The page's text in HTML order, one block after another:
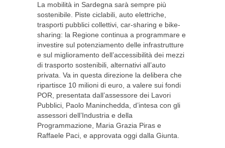
La mobilità in Sardegna sarà sempre più
sostenibile. Piste ciclabili, auto elettriche,
trasporti pubblici collettivi, car-sharing e bike-
sharing: la Regione continua a programmare e
investire sul potenziamento delle infrastrutture
e sul miglioramento dell’accessibilità dei mezzi
di trasporto sostenibili, alternativi all’auto
privata. Va in questa direzione la delibera che
ripartisce 10 milioni di euro, a valere sui fondi
POR, presentata dall’assessore dei Lavori
Pubblici, Paolo Maninchedda, d’intesa con gli
assessori dell’Industria e della
Programmazione, Maria Grazia Piras e
Raffaele Paci, e approvata oggi dalla Giunta.